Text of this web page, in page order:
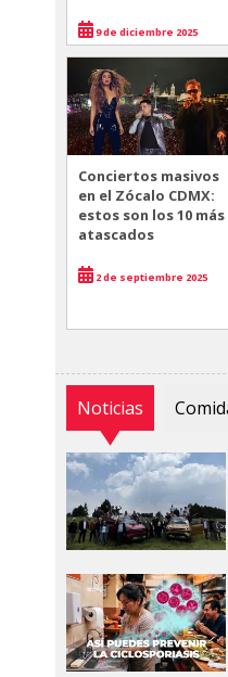
9 de diciembre 2025
Conciertos masivos
en el Zócalo CDMX:
estos son los 10 más
atascados
2 de septiembre 2025
Noticias